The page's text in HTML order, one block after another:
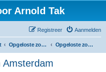
Arnold Tak
Aanmelden
Registreer
Opgeloste zoekplaatjes in Noord-Holland Opgeloste zoekplaatjes in Amsterdam
Amsterdam